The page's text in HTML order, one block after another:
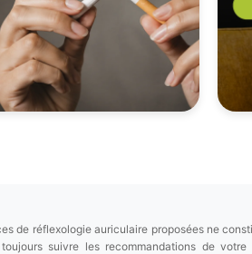
de réflexologie auriculaire proposées ne
suivre les recommandations de